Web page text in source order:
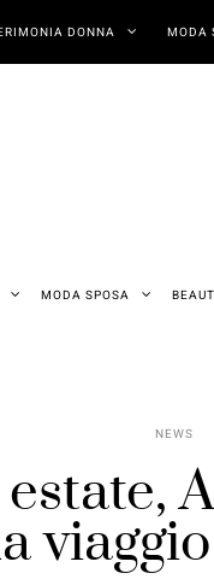
DONNA MODA
MODA SPOSA
NEWS